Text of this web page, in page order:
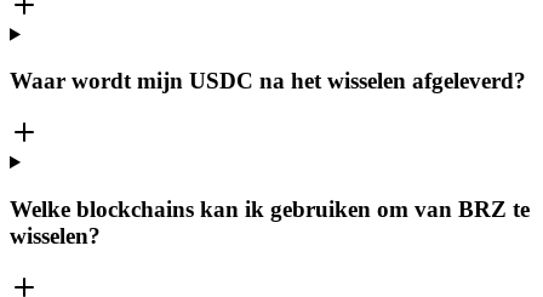
Waar wordt mijn USDC na het wisselen afgeleverd?
Welke blockchains kan ik gebruiken om van BRZ te
wisselen?